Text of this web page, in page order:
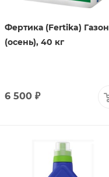
Фертика (Fertika) Газон
(осень), 40 кг
6 500 ₽